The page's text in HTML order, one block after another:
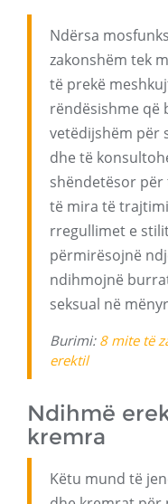
Ndërsa
zakonshëm tek
të prekë
rëndësishme që
vetëdijshëm për
dhe të
shëndetësor
të mira të
rregullimet e
përmirësojnë
ndihmojnë
seksual në
Burimi: 8 mite të
erektil
Ndihmë
kremra
Këtu mund të